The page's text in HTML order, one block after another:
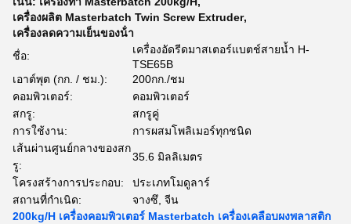
เครื่องผลิต Masterbatch Twin Screw Extruder,
เครื่องลดความเย็นของน้ํา
ชื่อ:
เครื่องอัดรีดมาสเตอร์แบตช์สายน้ำ H-
TSE65B
เอาต์พุต (กก. / ชม.):
200กก./ชม
คอมพิวเตอร์:
คอมพิวเตอร์
สกรู:
สกรูคู่
การใช้งาน:
การผสมโพลิเมอร์ทุกชนิด
เส้นผ่านศูนย์กลางของสก
รู:
35.6 มิลลิเมตร
โครงสร้างการประกอบ:
ประเภทโมดูลาร์
สถานที่กำเนิด:
จางซึ, จีน
200kg/H เครื่องคอมพิวเตอร์ Masterbatch เครื่องเคลือบผงพลาสติก